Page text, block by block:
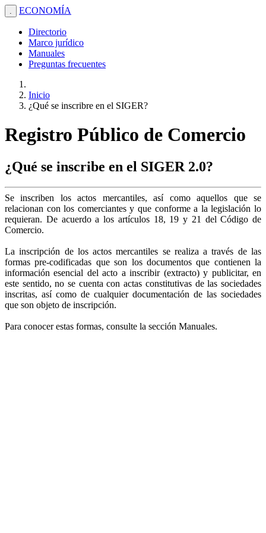
. ECONOMÍA
Directorio
Marco jurídico
Manuales
Preguntas frecuentes
Inicio
¿Qué se inscribre en el SIGER?
Registro Público de Comercio
¿Qué se inscribe en el SIGER 2.0?
Se inscriben los actos mercantiles, así como aquellos que se
relacionan con los comerciantes y que conforme a la legislación lo
requieran. De acuerdo a los artículos 18, 19 y 21 del Código de
Comercio.
La inscripción de los actos mercantiles se realiza a través de las
formas pre-codificadas que son los documentos que contienen la
información esencial del acto a inscribir (extracto) y publicitar, en
este sentido, no se cuenta con actas constitutivas de las sociedades
inscritas, así como de cualquier documentación de las sociedades
que son objeto de inscripción.
Para conocer estas formas, consulte la sección Manuales.